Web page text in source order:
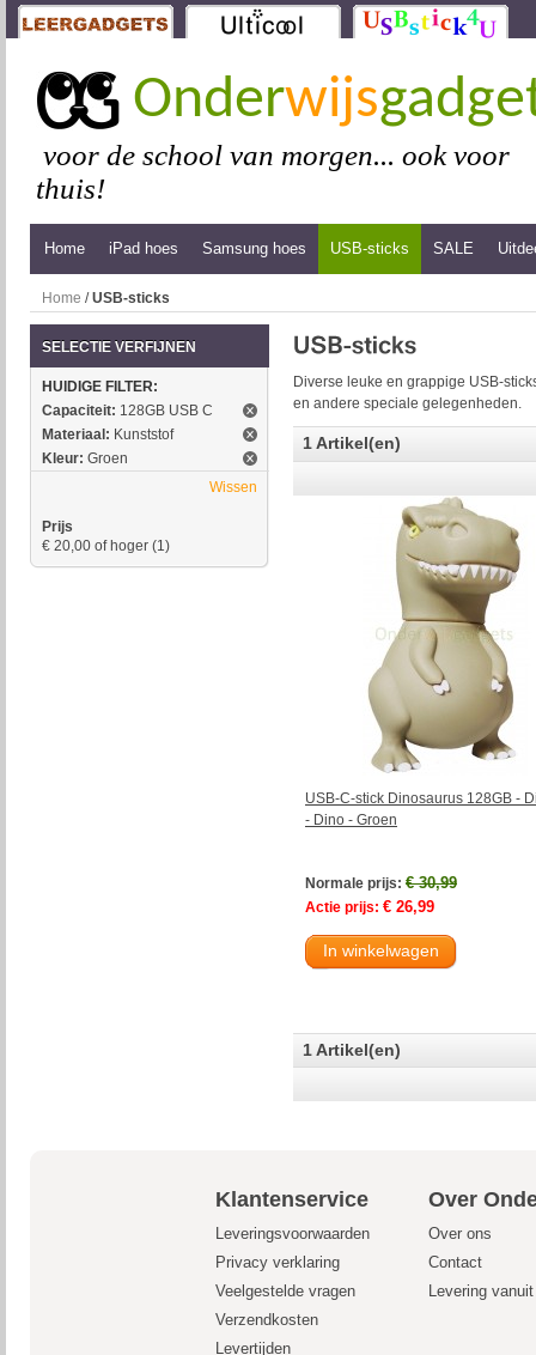
Onderwijs
voor de school van morgen... ook voor
thuis!
Home iPad hoes Samsung hoes USB-sticks SALE
Home /USB-sticks
Diverse leuke en grappige USB-
en andere speciale gelegenheden.
1 Artikel(en)
USB-C-stick Dinosaurus 128GB -
- Dino - Groen
Normale prijs: € 30,99
Actie prijs: € 26,99
In winkelwagen
1 Artikel(en)
SELECTIE VERFIJNEN
HUIDIGE FILTER:
Capaciteit: 128GB USB C
Materiaal: Kunststof
Kleur: Groen
Wissen
Prijs
€ 20,00 of hoger (1)
Klantenservice Over
Leveringsvoorwaarden
Over ons
Privacy verklaring
Contact
Veelgestelde vragen
Levering
Verzendkosten
Levertijden